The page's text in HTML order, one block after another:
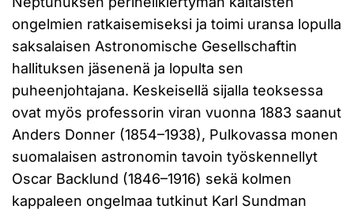
ongelmien ratkaisemiseksi ja toimi uransa lopulla
saksalaisen Astronomische Gesellschaftin
hallituksen jäsenenä ja lopulta sen
puheenjohtajana. Keskeisellä sijalla teoksessa
ovat myös professorin viran vuonna 1883 saanut
Anders Donner (1854–1938), Pulkovassa monen
suomalaisen astronomin tavoin työskennellyt
Oscar Backlund (1846–1916) sekä kolmen
kappaleen ongelmaa tutkinut Karl Sundman